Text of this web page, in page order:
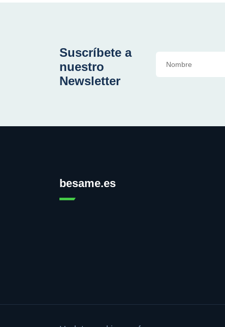
Suscríbete a
nuestro
Newsletter
besame.es